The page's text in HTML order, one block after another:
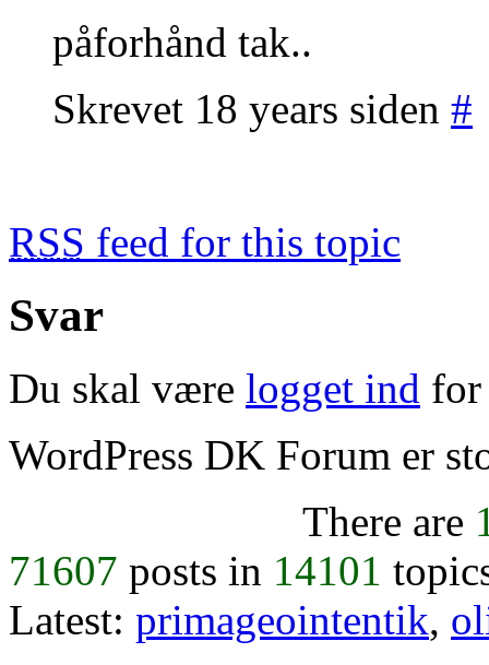
påforhånd tak..
Skrevet 18 years siden #
RSS feed for this topic
Svar
Du skal være logget ind for
WordPress DK Forum er
There are
71607 posts in 14101
Latest: primageointentik,